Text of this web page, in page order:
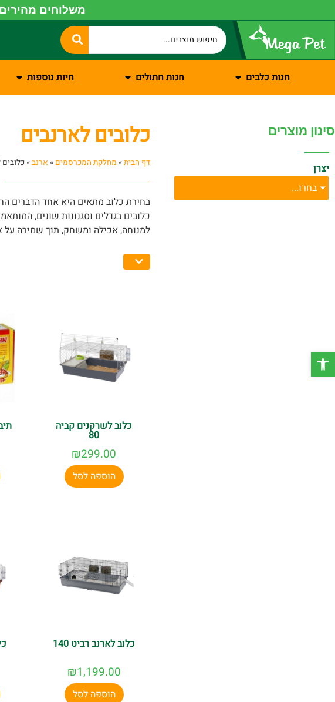
פתח סרגל נגישות
משלוחים
חנות כלבים חנות חתולים חיות נוספות
סינון מוצרים
יצרן
בחרו...
כלובים לארנבים
דף הבית» מחלקת המכרסמים » ארנב»
בחירת כלוב מתאים היא אחד הדברים
כלובים בגדלים וסגנונות שונים,
למנוחה, אכילה ומשחק, תוך שמירה על
אצלנו תוכלו למצוא כלובים פנימיים
לארנב ליהנות מאיכות חיים גבוהה.
כלוב לשרקנים קביה
80
₪299.00
הוספה לסל
כלוב לארנב רביט 140
₪1,199.00
הוספה לסל